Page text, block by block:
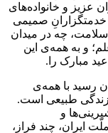
عزیز و خانواده‌های
خدمتگزارانِ صمیمی
چه در میدان
و به همه‌ی این
مبارک را.
۱۴۰۰ هم به پایان رسید با همه‌ی
زندگی طبیعی است.
و
ایران، چند فراز،